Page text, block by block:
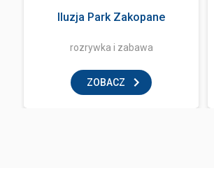
Iluzja Park Zakopane
rozrywka i zabawa
ZOBACZ